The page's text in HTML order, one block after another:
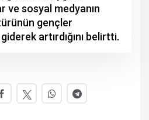
ve sosyal medyanın
gençler
artırdığını belirtti.